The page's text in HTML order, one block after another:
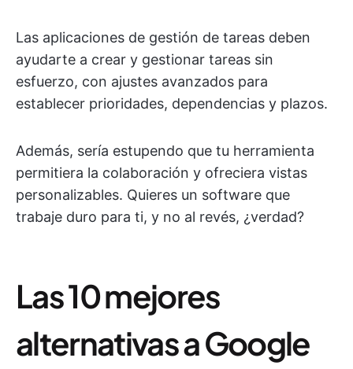
Las aplicaciones de gestión de tareas deben
ayudarte a crear y gestionar tareas sin
esfuerzo, con ajustes avanzados para
establecer prioridades, dependencias y plazos.
Además, sería estupendo que tu herramienta
permitiera la colaboración y ofreciera vistas
personalizables. Quieres un software que
trabaje duro para ti, y no al revés, ¿verdad?
Las 10 mejores
alternativas a Google